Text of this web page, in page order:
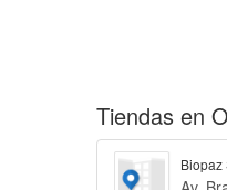
Tiendas en
Biopaz